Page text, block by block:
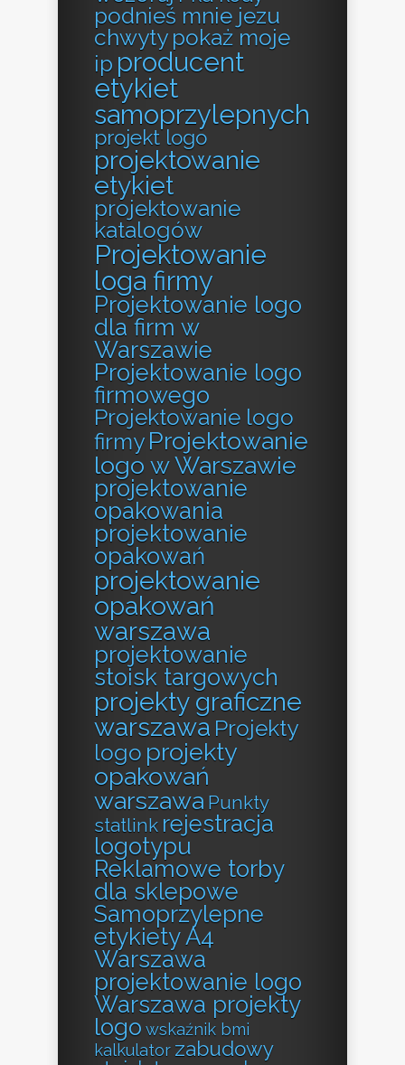
podnieś mnie jezu
chwyty pokaż moje
ip producent
etykiet
samoprzylepnych
projekt logo
projektowanie
etykiet
projektowanie
katalogów
Projektowanie
loga firmy
Projektowanie logo
dla firm w
Warszawie
Projektowanie logo
firmowego
Projektowanie logo
firmy Projektowanie
logo w Warszawie
projektowanie
opakowania
projektowanie
opakowań
projektowanie
opakowań
warszawa
projektowanie
stoisk targowych
projekty graficzne
warszawa Projekty
logo projekty
opakowań
warszawa Punkty
statlink rejestracja
logotypu
Reklamowe torby
dla sklepowe
Samoprzylepne
etykiety A4
Warszawa
projektowanie logo
Warszawa projekty
logo wskaźnik bmi
kalkulator zabudowy